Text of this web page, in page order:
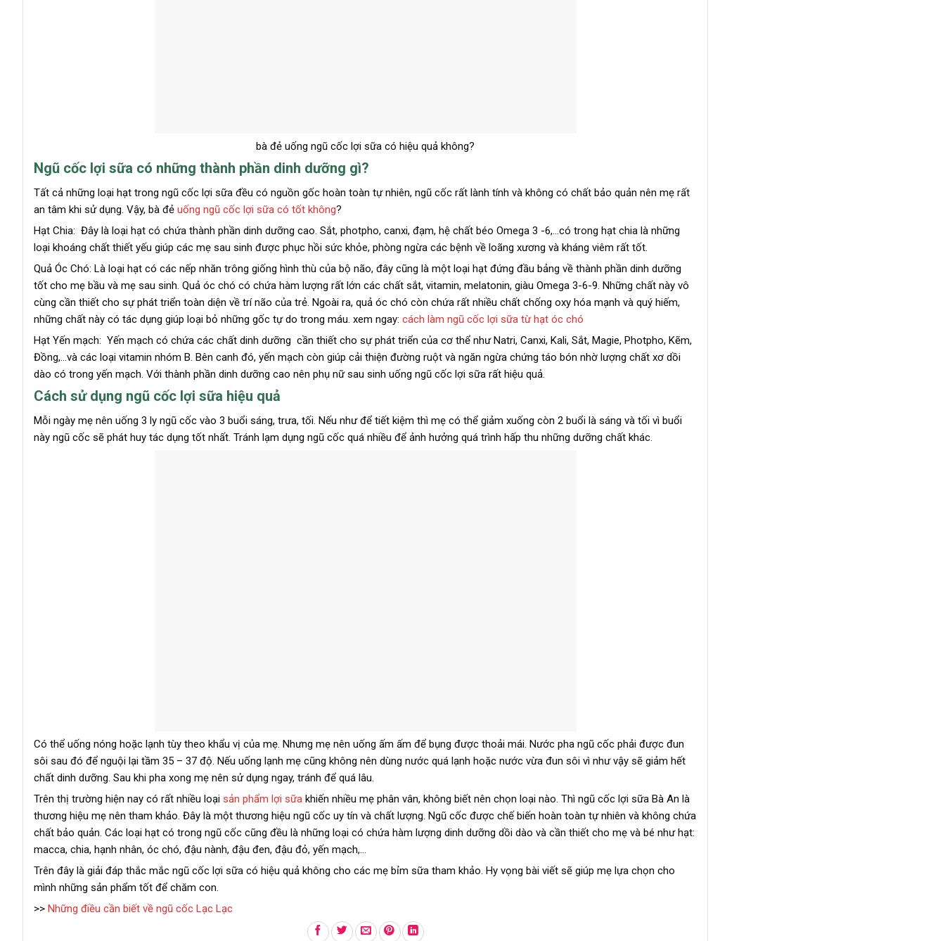
bà đẻ uống ngũ cốc lợi sữa có hiệu quả không?
Ngũ cốc lợi sữa có những thành phần dinh dưỡng gì?
Tất cả những loại hạt trong ngũ cốc lợi sữa đều có nguồn gốc hoàn toàn tự nhiên, ngũ cốc rất lành tính và không có chất bảo quản nên mẹ rất
an tâm khi sử dụng. Vậy, bà đẻ uống ngũ cốc lợi sữa có tốt không?
Hạt Chia: Đây là loại hạt có chứa thành phần dinh dưỡng cao. Sắt, photpho, canxi, đạm, hệ chất béo Omega 3 -6,…có trong hạt chia là những
loại khoáng chất thiết yếu giúp các mẹ sau sinh được phục hồi sức khỏe, phòng ngừa các bệnh về loãng xương và kháng viêm rất tốt.
Quả Óc Chó: Là loại hạt có các nếp nhăn trông giống hình thù của bộ não, đây cũng là một loại hạt đứng đầu bảng về thành phần dinh dưỡng
tốt cho mẹ bầu và mẹ sau sinh. Quả óc chó có chứa hàm lượng rất lớn các chất sắt, vitamin, melatonin, giàu Omega 3-6-9. Những chất này vô
cùng cần thiết cho sự phát triển toàn diện về trí não của trẻ. Ngoài ra, quả óc chó còn chứa rất nhiều chất chống oxy hóa mạnh và quý hiếm,
những chất này có tác dụng giúp loại bỏ những gốc tự do trong máu. xem ngay: cách làm ngũ cốc lợi sữa từ hạt óc chó
Hạt Yến mạch: Yến mạch có chứa các chất dinh dưỡng cần thiết cho sự phát triển của cơ thể như Natri, Canxi, Kali, Sắt, Magie, Photpho, Kẽm,
Đồng,…và các loại vitamin nhóm B. Bên canh đó, yến mạch còn giúp cải thiện đường ruột và ngăn ngừa chứng táo bón nhờ lượng chất xơ dồi
dào có trong yến mạch. Với thành phần dinh dưỡng cao nên phụ nữ sau sinh uống ngũ cốc lợi sữa rất hiệu quả.
Cách sử dụng ngũ cốc lợi sữa hiệu quả
Mỗi ngày mẹ nên uống 3 ly ngũ cốc vào 3 buổi sáng, trưa, tối. Nếu như để tiết kiệm thì mẹ có thể giảm xuống còn 2 buổi là sáng và tối vì buổi
này ngũ cốc sẽ phát huy tác dụng tốt nhất. Tránh lạm dụng ngũ cốc quá nhiều để ảnh hưởng quá trình hấp thu những dưỡng chất khác.
Có thể uống nóng hoặc lạnh tùy theo khẩu vị của mẹ. Nhưng mẹ nên uống ấm ấm để bụng được thoải mái. Nước pha ngũ cốc phải được đun
sôi sau đó để nguội lại tầm 35 – 37 độ. Nếu uống lạnh mẹ cũng không nên dùng nước quá lạnh hoặc nước vừa đun sôi vì như vậy sẽ giảm hết
chất dinh dưỡng. Sau khi pha xong mẹ nên sử dụng ngay, tránh để quá lâu.
Trên thị trường hiện nay có rất nhiều loại sản phẩm lợi sữa khiến nhiều mẹ phân vân, không biết nên chọn loại nào. Thì ngũ cốc lợi sữa Bà An là
thương hiệu mẹ nên tham khảo. Đây là một thương hiệu ngũ cốc uy tín và chất lượng. Ngũ cốc được chế biến hoàn toàn tự nhiên và không chứa
chất bảo quản. Các loại hạt có trong ngũ cốc cũng đều là những loại có chứa hàm lượng dinh dưỡng dồi dào và cần thiết cho mẹ và bé như hạt:
macca, chia, hạnh nhân, óc chó, đậu nành, đậu đen, đậu đỏ, yến mạch,…
Trên đây là giải đáp thắc mắc ngũ cốc lợi sữa có hiệu quả không cho các mẹ bỉm sữa tham khảo. Hy vọng bài viết sẽ giúp mẹ lựa chọn cho
mình những sản phẩm tốt để chăm con.
>> Những điều cần biết về ngũ cốc Lạc Lạc